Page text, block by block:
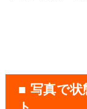
■ 写真で状